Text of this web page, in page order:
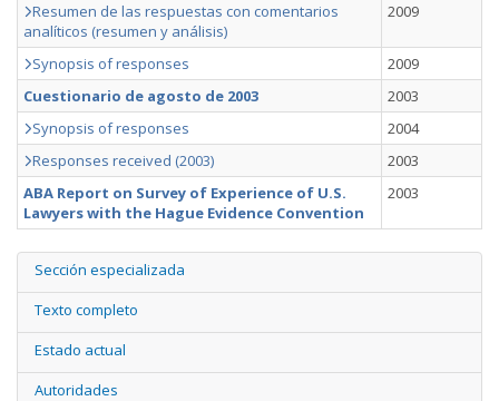
Resumen de las respuestas con comentarios
analíticos (resumen y análisis)
2009
Synopsis of responses
2009
Cuestionario de agosto de 2003
2003
Synopsis of responses
2004
Responses received (2003)
2003
ABA Report on Survey of Experience of U.S.
Lawyers with the Hague Evidence Convention
2003
Sección especializada
Texto completo
Estado actual
Autoridades